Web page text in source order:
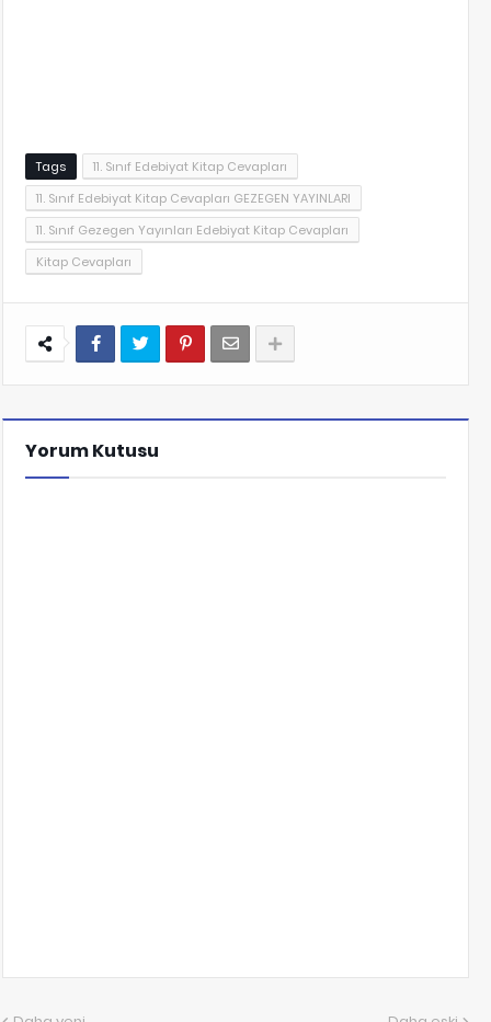
Tags
11. Sınıf Edebiyat Kitap Cevapları
11. Sınıf Edebiyat Kitap Cevapları GEZEGEN YAYINLARI
11. Sınıf Gezegen Yayınları Edebiyat Kitap Cevapları
Kitap Cevapları
Yorum Kutusu